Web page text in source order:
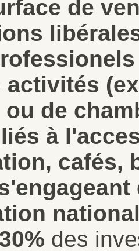
de
activités
ou de
à
cafés,
des